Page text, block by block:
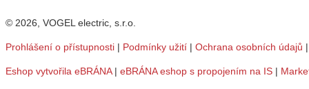
© 2026, VOGEL electric, s.r.o.
Prohlášení o přístupnosti | Podmínky užití | Ochrana osobních údajů
Eshop vytvořila eBRÁNA| eBRÁNA eshop s propojením na IS |